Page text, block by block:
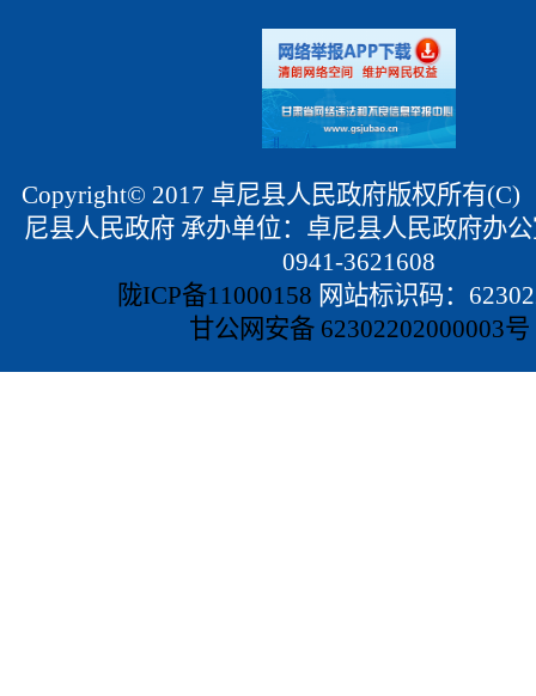
Copyright© 2017 卓尼县人民政府版权所有
尼县人民政府 承办单位：卓尼县人民政府办
0941-3621608
陇ICP备11000158 网站标识码：
甘公网安备 62302202000003号